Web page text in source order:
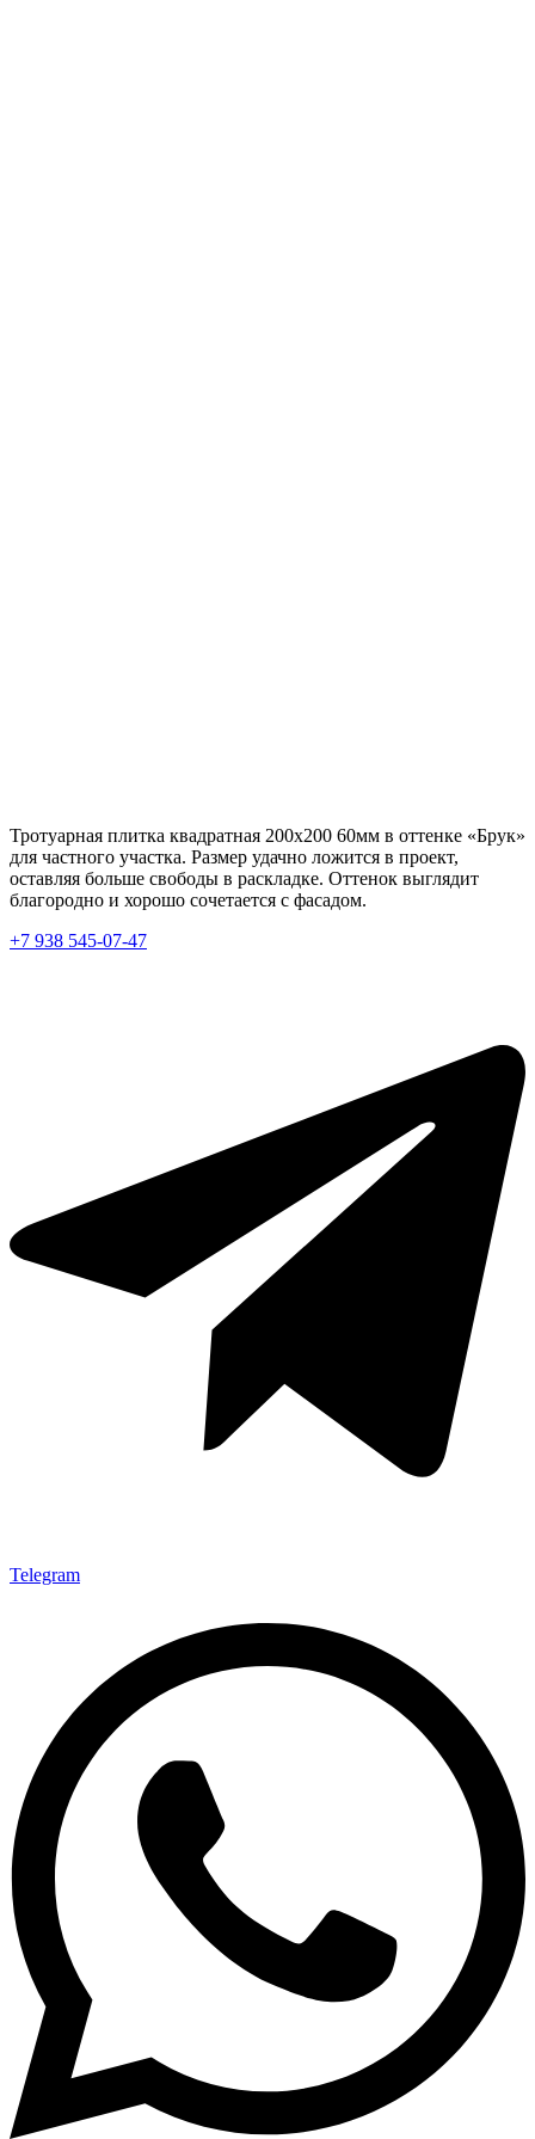
Тротуарная плитка квадратная 200х200 60мм в оттенке «Брук»
для частного участка. Размер удачно ложится в проект,
оставляя больше свободы в раскладке. Оттенок выглядит
благородно и хорошо сочетается с фасадом.
+7 938 545-07-47
Telegram